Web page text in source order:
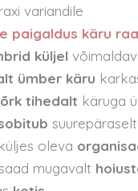
variandile
paigaldus käru
küljel
ümber käru
tihedalt käruga
oleva
mugavalt